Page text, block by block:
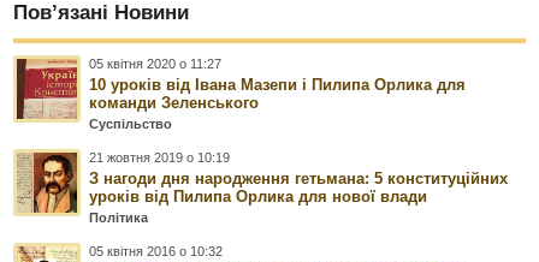
Пов’язані Новини
05 квітня 2020 о 11:27
10 уроків від Івана Мазепи і Пилипа Орлика для
команди Зеленського
Суспільство
21 жовтня 2019 о 10:19
З нагоди дня народження гетьмана: 5 конституційних
уроків від Пилипа Орлика для нової влади
Політика
05 квітня 2016 о 10:32